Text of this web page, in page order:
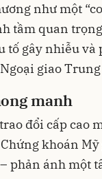
như một
tầm quan
tố gây nhiễu và
giao Trung
manh
đổi cấp cao
khoán
phản ánh một